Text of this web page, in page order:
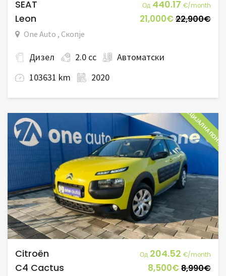
SEAT Од 440.17 €/month
Leon 21,000€22,900€
One Auto , Скопје
Дизел 2.0 cc
Автоматски
103631 km
2020
СПЕЦИЈАЛНА
Citroën Од 204.52 €/month
C4 Cactus 8,500€8,990€